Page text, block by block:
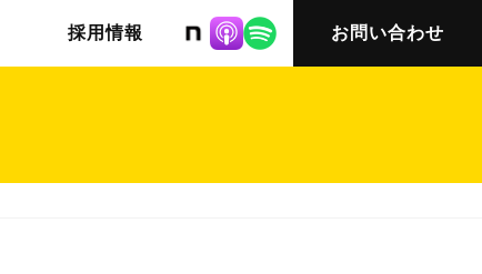
株式会社ニット
採用情報 お問い合わせ